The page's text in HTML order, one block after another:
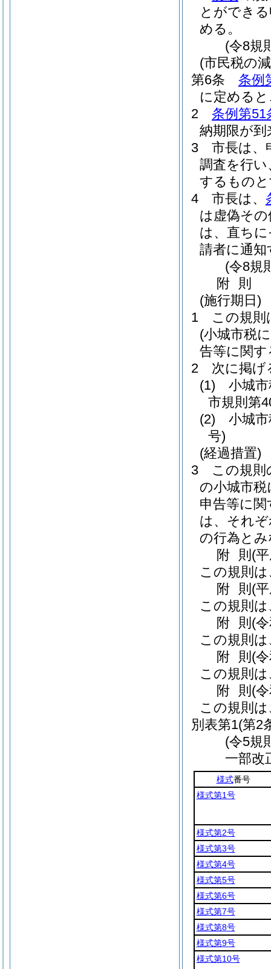
とができ
める。
(令8規
(市民税の
第6条
条例
に定める
2
条例第51
納期限が
3
市長は、
調査を行
するもの
4
市長は、
は虚偽そ
は、直ち
請者に通
(令8規
附 則
(施行期日)
1
この規則
(小城市税
告等に関
2
次に掲げ
(1) 小城市
市規則第
(2) 小城市
号)
(経過措置)
3
この規則
の小城市
申告等に
は、それ
の行為と
附 則 (
この規則
附 則 (
この規則
附 則 (
この規則
附 則 (
この規則
附 則 (
この規則
別表第1(第2
(令5規
一部改
様式番号
様式第1号
様式第2号
様式第3号
様式第4号
様式第5号
様式第6号
様式第7号
様式第8号
様式第9号
様式第10号